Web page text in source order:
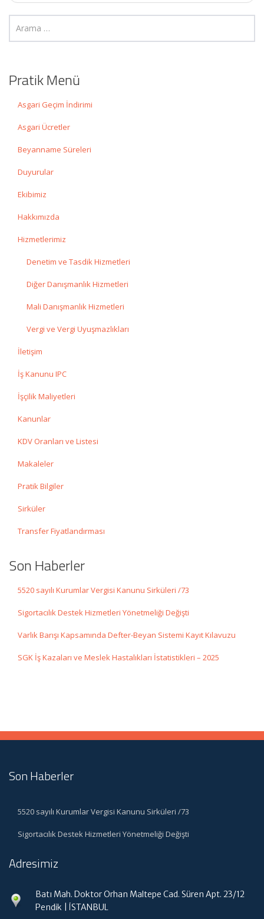
Pratik Menü
Asgari Geçim İndirimi
Asgari Ücretler
Beyanname Süreleri
Duyurular
Ekibimiz
Hakkımızda
Hizmetlerimiz
Denetim ve Tasdik Hizmetleri
Diğer Danışmanlık Hizmetleri
Mali Danışmanlık Hizmetleri
Vergi ve Vergi Uyuşmazlıkları
İletişim
İş Kanunu IPC
İşçilik Maliyetleri
Kanunlar
KDV Oranları ve Listesi
Makaleler
Pratik Bilgiler
Sirküler
Transfer Fiyatlandırması
Son Haberler
5520 sayılı Kurumlar Vergisi Kanunu Sirküleri /73
Sigortacılık Destek Hizmetleri Yönetmeliği Değişti
Varlık Barışı Kapsamında Defter-Beyan Sistemi Kayıt Kılavuzu
SGK İş Kazaları ve Meslek Hastalıkları İstatistikleri – 2025
Son Haberler
5520 sayılı Kurumlar Vergisi Kanunu Sirküleri /73
Sigortacılık Destek Hizmetleri Yönetmeliği Değişti
Adresimiz
Batı Mah. Doktor Orhan Maltepe Cad. Süren Apt. 23/12
Pendik | İSTANBUL